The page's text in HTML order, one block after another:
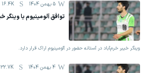
5 بهمن 1404 16.4K
توافق آلومینیوم با وینگر
وینگر خیبر خرم‌آباد در آستانه حضور در آلومینیوم اراک قرار دارد.
4 بهمن 1404 32.7K